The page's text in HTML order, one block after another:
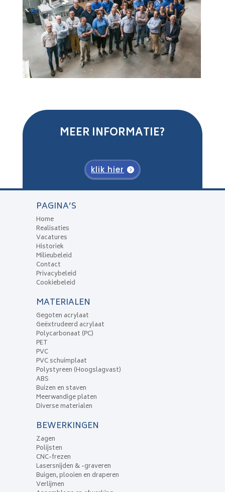
MEER INFORMATIE?
klik hier
PAGINA’S
Home
Realisaties
Vacatures
Historiek
Milieubeleid
Contact
Privacybeleid
Cookiebeleid
MATERIALEN
Gegoten acrylaat
Geëxtrudeerd acrylaat
Polycarbonaat (PC)
PET
PVC
PVC schuimplaat
Polystyreen (Hoogslagvast)
ABS
Buizen en staven
Meerwandige platen
Diverse materialen
BEWERKINGEN
Zagen
Polijsten
CNC-frezen
Lasersnijden & -graveren
Buigen, plooien en draperen
Verlijmen